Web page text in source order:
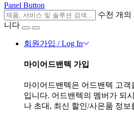
Panel Button
수천 개의
니다
회원가입 / Log In
마이어드밴텍 가입
마이어드밴텍은 어드밴텍 고객
입니다. 어드밴텍의 멤버가 되
나 초대, 최신 할인/사은품 정